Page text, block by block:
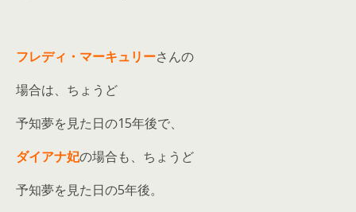
フレディ・マーキュリーさんの
場合は、ちょうど
予知夢を見た日の15年後で、
ダイアナ妃の場合も、ちょうど
予知夢を見た日の5年後。